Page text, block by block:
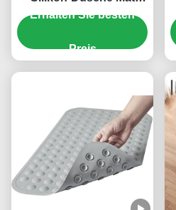
Foot Massage Odorless
Erhalten Sie besten
Preis